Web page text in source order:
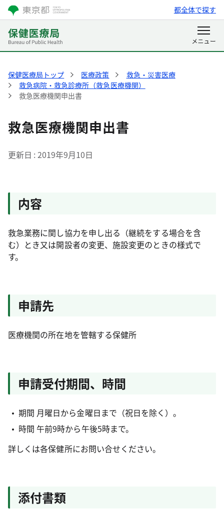
都全体で探す
保健医療局トップ 医療政策
救急・災害医療
救急病院・救急診療所（救急医療機関）
救急医療機関申出書
救急医療機関申出書
更新日 2019年9月10日
内容
救急業務に関し協力を申し出る（継続をする場合を含
む）とき又は開設者の変更、施設変更のときの様式で
す。
申請先
医療機関の所在地を管轄する保健所
申請受付期間、時間
期間 月曜日から金曜日まで（祝日を除く）。
時間 午前9時から午後5時まで。
詳しくは各保健所にお問い合せください。
添付書類